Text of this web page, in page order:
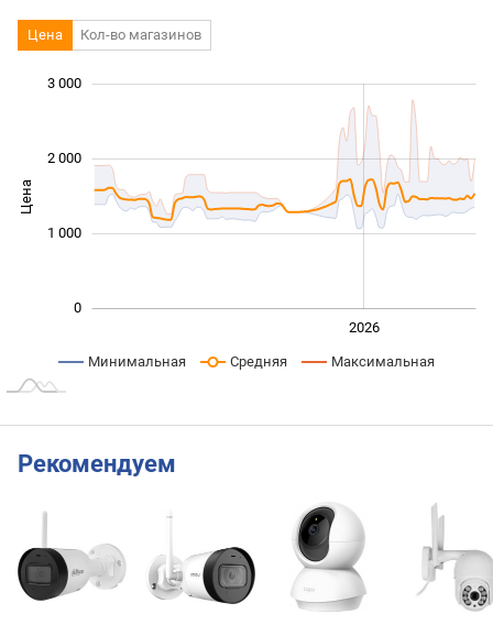
Цена Кол-во магазинов
Цена
0
1 000
2 000
3 000
2026
Минимальная Средняя Максимальная
Рекомендуем